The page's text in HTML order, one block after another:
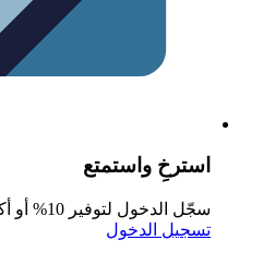
واستمتع
الدخول لتوفير 10% أو أكثر من سعر آلاف الفنادق
الدخول